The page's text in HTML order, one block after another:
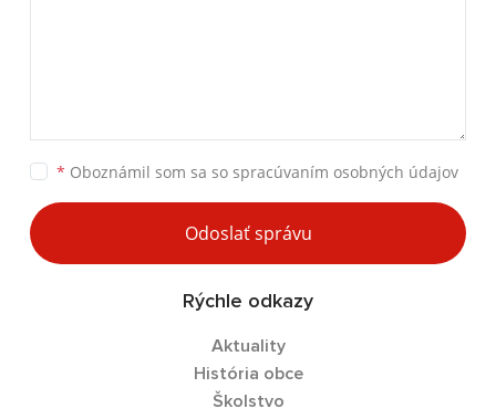
* Oboznámil som sa so spracúvaním osobných údajov
Odoslať správu
Rýchle odkazy
Aktuality
História obce
Školstvo